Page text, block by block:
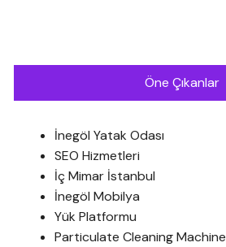
Öne Çıkanlar
İnegöl Yatak Odası
SEO Hizmetleri
İç Mimar İstanbul
İnegöl Mobilya
Yük Platformu
Particulate Cleaning Machine